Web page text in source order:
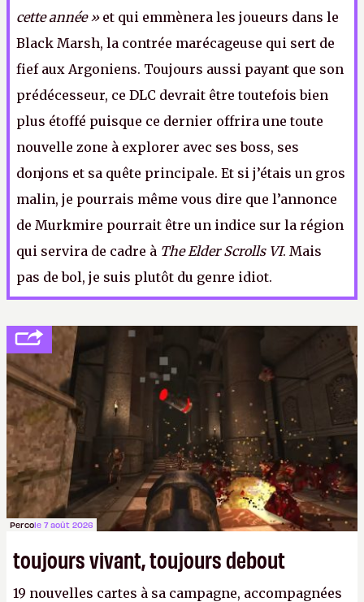
cette année »et qui emmènera les joueurs dans le
Black Marsh, la contrée marécageuse qui sert de
fief aux Argoniens. Toujours aussi payant que son
prédécesseur, ce DLC devrait être toutefois bien
plus étoffé puisque ce dernier offrira une toute
nouvelle zone à explorer avec ses boss, ses
donjons et sa quête principale. Et si j’étais un gros
malin, je pourrais même vous dire que l’annonce
de Murkmire pourrait être un indice sur la région
qui servira de cadre à The Elder Scrolls VI. Mais
pas de bol, je suis plutôt du genre idiot.
Percole 7 août 2026
toujours vivant, toujours debout
19 nouvelles cartes à sa campagne, accompagnées